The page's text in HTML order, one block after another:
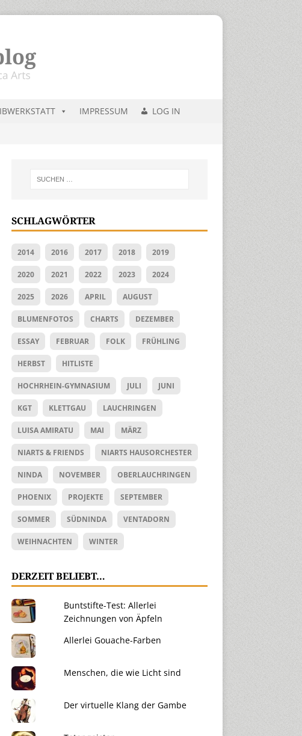
IMPRESSUM LOG IN
SCHLAGWÖRTER
2014 2016 2017 2018 2019
2020 2021 2022 2023 2024
2025 2026 APRIL AUGUST
BLUMENFOTOS CHARTS DEZEMBER
ESSAY FEBRUAR FOLK FRÜHLING
HERBST HITLISTE
HOCHRHEIN-GYMNASIUM JULI JUNI
KGT KLETTGAU LAUCHRINGEN
LUISA AMIRATU MAI MÄRZ
NIARTS & FRIENDS NIARTS HAUSORCHESTER
NINDA NOVEMBER OBERLAUCHRINGEN
PHOENIX PROJEKTE SEPTEMBER
SOMMER SÜDNINDA VENTADORN
WEIHNACHTEN WINTER
DERZEIT BELIEBT…
Buntstifte-Test: Allerlei
Zeichnungen von Äpfeln
Allerlei Gouache-Farben
Menschen, die wie Licht sind
Der virtuelle Klang der Gambe